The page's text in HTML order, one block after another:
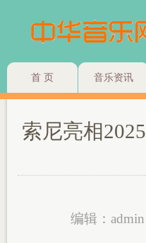
首 页 音乐资讯
索尼亮相
编辑：admin